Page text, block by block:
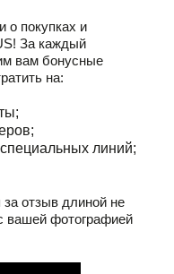
о покупках и
За каждый
вам бонусные
на:
линий;
отзыв длиной не
вашей фотографией